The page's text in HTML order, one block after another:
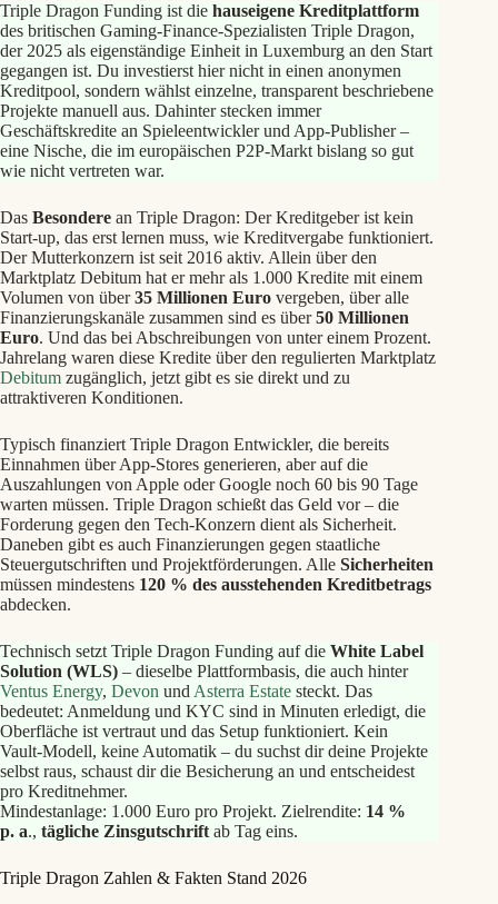
Triple Dragon Funding ist die hauseigene Kreditplattform
des britischen Gaming‑Finance‑Spezialisten Triple Dragon,
der 2025 als eigenständige Einheit in Luxemburg an den Start
gegangen ist. Du investierst hier nicht in einen anonymen
Kreditpool, sondern wählst einzelne, transparent beschriebene
Projekte manuell aus. Dahinter stecken immer
Geschäftskredite an Spieleentwickler und App‑Publisher –
eine Nische, die im europäischen P2P‑Markt bislang so gut
wie nicht vertreten war.
Das Besondere an Triple Dragon: Der Kreditgeber ist kein
Start‑up, das erst lernen muss, wie Kreditvergabe funktioniert.
Der Mutterkonzern ist seit 2016 aktiv. Allein über den
Marktplatz Debitum hat er mehr als 1.000 Kredite mit einem
Volumen von über35 Millionen Euro vergeben, über alle
Finanzierungskanäle zusammen sind es über50 Millionen
Euro. Und das bei Abschreibungen von unter einem Prozent.
Jahrelang waren diese Kredite über den regulierten Marktplatz
Debitum zugänglich, jetzt gibt es sie direkt und zu
attraktiveren Konditionen.
Typisch finanziert Triple Dragon Entwickler, die bereits
Einnahmen über App-Stores generieren, aber auf die
Auszahlungen von Apple oder Google noch 60 bis 90 Tage
warten müssen. Triple Dragon schießt das Geld vor – die
Forderung gegen den Tech-Konzern dient als Sicherheit.
Daneben gibt es auch Finanzierungen gegen staatliche
Steuergutschriften und Projektförderungen. Alle Sicherheiten
müssen mindestens 120 % des ausstehenden Kreditbetrags
abdecken.
Technisch setzt Triple Dragon Funding auf die White Label
Solution (WLS) – dieselbe Plattformbasis, die auch hinter
Ventus Energy, Devon und Asterra Estate steckt. Das
bedeutet: Anmeldung und KYC sind in Minuten erledigt, die
Oberfläche ist vertraut und das Setup funktioniert. Kein
Vault‑Modell, keine Automatik – du suchst dir deine Projekte
selbst raus, schaust dir die Besicherung an und entscheidest
pro Kreditnehmer.
Mindestanlage: 1.000 Euro pro Projekt. Zielrendite: 14 %
p. a., tägliche Zinsgutschrift ab Tag eins.
Triple Dragon Zahlen & Fakten Stand 2026